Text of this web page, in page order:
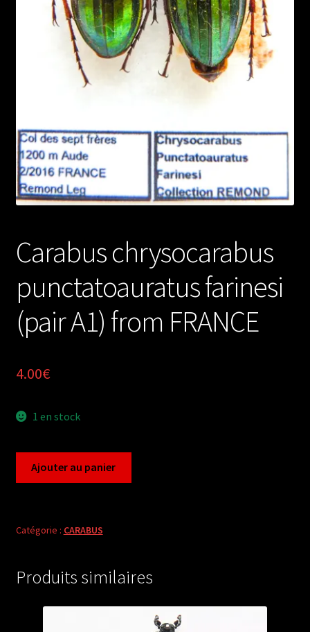
Carabus chrysocarabus
punctatoauratus farinesi
(pair A1) from FRANCE
4.00€
1 en stock
punctatoauratus
A1)
Ajouter au panier
Catégorie : CARABUS
Produits similaires